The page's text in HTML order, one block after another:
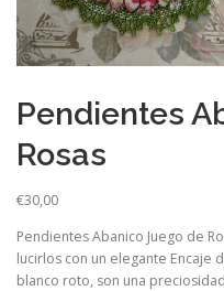
Pendientes
Rosas
€30,00
Pendientes Abanico Juego de
lucirlos con un elegante Encaje
blanco roto, son una